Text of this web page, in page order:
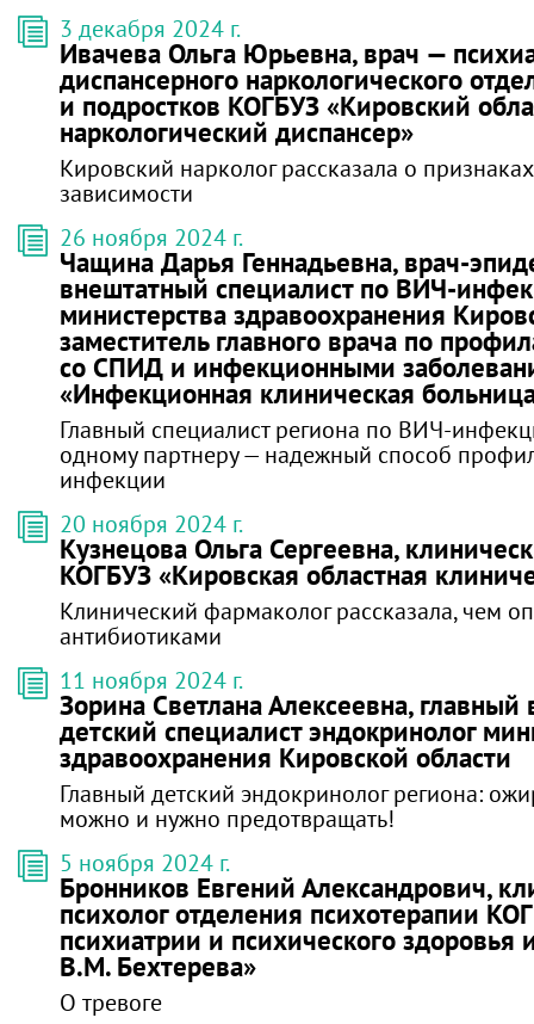
3 декабря 2024 г.
Ивачева Ольга Юрьевна, врач —
диспансерного наркологического
и подростков КОГБУЗ «Кировский
наркологический диспансер»
Кировский нарколог рассказала о
зависимости
26 ноября 2024 г.
Чащина Дарья Геннадьевна, врач-
внештатный специалист по ВИЧ-
министерства здравоохранения
заместитель главного врача по
со СПИД и инфекционными
«Инфекционная клиническая
Главный специалист региона по ВИЧ-
одному партнеру — надежный способ
инфекции
20 ноября 2024 г.
Кузнецова Ольга Сергеевна,
КОГБУЗ «Кировская областная
Клинический фармаколог рассказала, чем
антибиотиками
11 ноября 2024 г.
Зорина Светлана Алексеевна,
детский специалист эндокринолог
здравоохранения Кировской области
Главный детский эндокринолог региона:
можно и нужно предотвращать!
5 ноября 2024 г.
Бронников Евгений Александрович,
психолог отделения психотерапии
психиатрии и психического здоровья
В.М. Бехтерева»
О тревоге